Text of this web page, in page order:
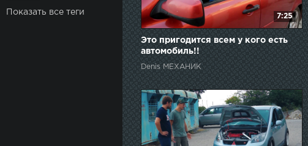
Показать все теги
7:25
Это пригодится всем у кого есть
автомобиль!!
Denis МЕХАНИК